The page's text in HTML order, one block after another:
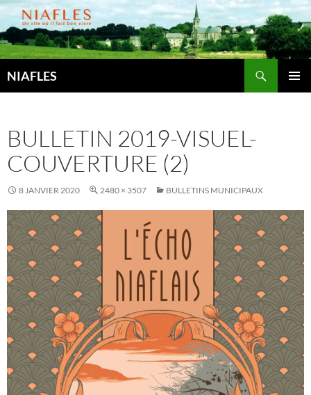
Aller
au
contenu
NIAFLES
BULLETIN 2019-VISUEL-
COUVERTURE (2)
8 JANVIER 2020 2480 × 3507 BULLETINS MUNICIPAUX